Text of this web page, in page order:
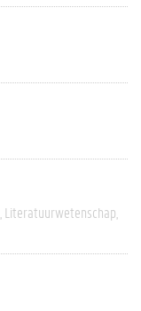
Literatuurwetenschap